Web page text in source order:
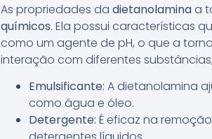
As propriedades da dietanolaminaa
químicos. Ela possui características
como um agente de pH, o que a
interação com diferentes
Emulsificante: A dietanolamina
como água e óleo.
Detergente: É eficaz na